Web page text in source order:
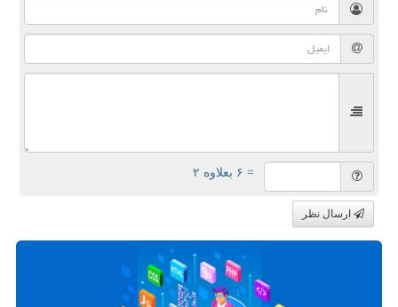
= ۶ بعلاوه ۲
ارسال نظر